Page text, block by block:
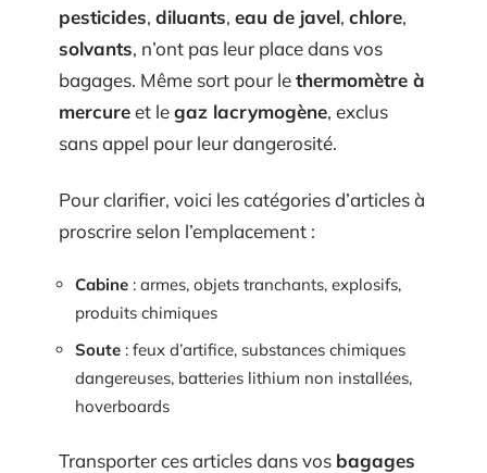
pesticides, diluants, eau de javel, chlore,
solvants, n’ont pas leur place dans vos
bagages. Même sort pour lethermomètre à
mercureet legaz lacrymogène, exclus
sans appel pour leur dangerosité.
Pour clarifier, voici les catégories d’articles à
proscrire selon l’emplacement :
Cabine : armes, objets tranchants, explosifs,
produits chimiques
Soute : feux d’artifice, substances chimiques
dangereuses, batteries lithium non installées,
hoverboards
Transporter ces articles dans vos bagages